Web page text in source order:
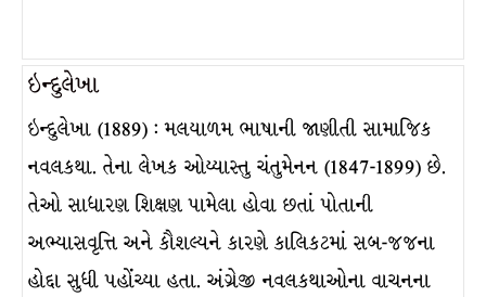
ઇન્દુલેખા
ઇન્દુલેખા (1889) : મલયાળમ ભાષાની જાણીતી સામાજિક
નવલકથા. તેના લેખક ઓય્યાસ્તુ ચંતુમેનન (1847-1899) છે.
તેઓ સાધારણ શિક્ષણ પામેલા હોવા છતાં પોતાની
અભ્યાસવૃત્તિ અને કૌશલ્યને કારણે કાલિકટમાં સબ-જજના
હોદ્દા સુધી પહોંચ્યા હતા. અંગ્રેજી નવલકથાઓના વાચનના